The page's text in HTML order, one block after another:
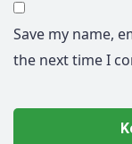
Save my name,
the next time I